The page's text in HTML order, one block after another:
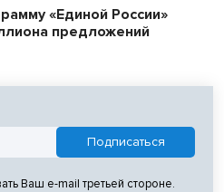
«Единой России»
предложений
Ваш e-mail третьей стороне.